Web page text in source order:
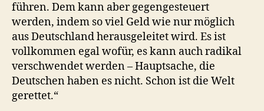
führen. Dem kann aber gegengesteuert
werden, indem so viel Geld wie nur möglich
aus Deutschland herausgeleitet wird. Es ist
vollkommen egal wofür, es kann auch radikal
verschwendet werden – Hauptsache, die
Deutschen haben es nicht. Schon ist die Welt
gerettet.“